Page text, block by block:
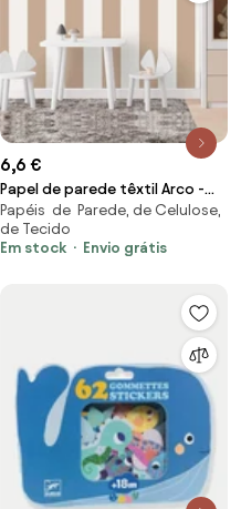
6,6 €
Papel de parede têxtil Arco -
Brown Beige (bege neutro -
ideal para misturar e combinar)
Papéis de Parede, de Celulose,
de Tecido
Em stock
Envio grátis